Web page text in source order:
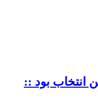
انتخاب بود ::